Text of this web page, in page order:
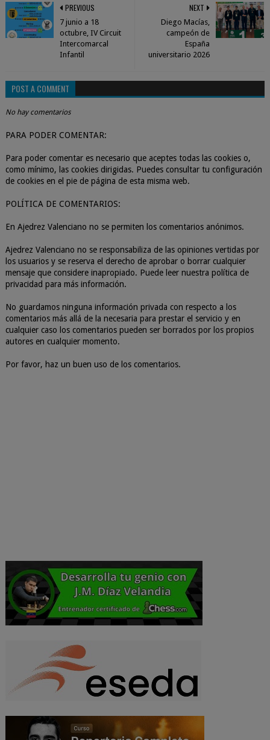
NEXT
Diego Macías,
campeón de
España
universitario 2026
PREVIOUS
7 junio a 18
octubre, IV Circuit
Intercomarcal
Infantil
POST A COMMENT
No hay comentarios
PARA PODER COMENTAR:
Para poder comentar es necesario que aceptes todas las cookies o,
como mínimo, las cookies dirigidas. Puedes consultar tu configuración
de cookies en el pie de página de esta misma web.
POLÍTICA DE COMENTARIOS:
En Ajedrez Valenciano no se permiten los comentarios anónimos.
Ajedrez Valenciano no se responsabiliza de las opiniones vertidas por
los usuarios y se reserva el derecho de aprobar o borrar cualquier
mensaje que considere inapropiado. Puede leer nuestra política de
privacidad para más información.
No guardamos ninguna información privada con respecto a los
comentarios más allá de la necesaria para prestar el servicio y en
cualquier caso los comentarios pueden ser borrados por los propios
autores en cualquier momento.
Por favor, haz un buen uso de los comentarios.